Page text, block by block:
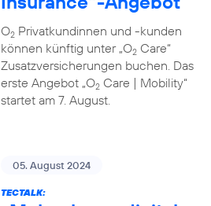
O2Privatkundinnen und -kunden
können künftig unter „O2Care“
Zusatzversicherungen buchen. Das
erste Angebot „O2Care | Mobility“
startet am 7. August.
05. August 2024
TECTALK: